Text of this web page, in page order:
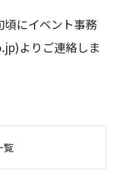
にイベント事務
よりご連絡しま
覧